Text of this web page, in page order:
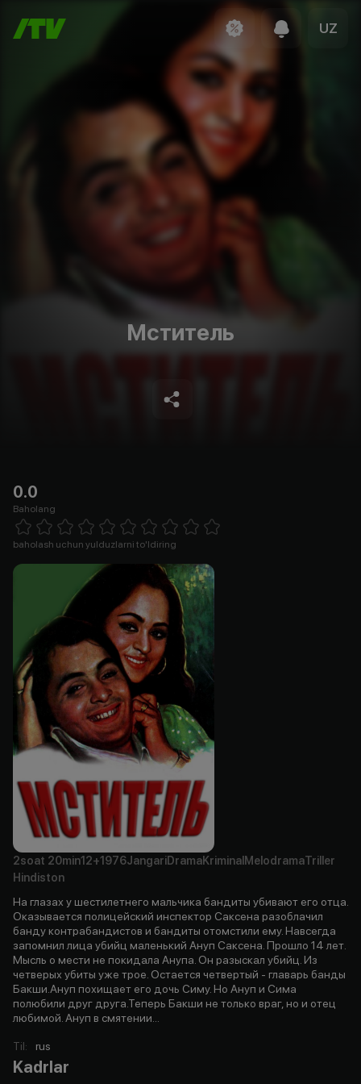
UZ
Мститель
0.0
Baholang
1 Star 2 Stars 3 Stars 4 Stars5 Stars 6 Stars7 Stars8 Stars
baholash uchun yulduzlarni to'ldiring
2soat 20min12+1976JangariDramaKriminal MelodramaTriller
Hindiston
На глазах у шестилетнего мальчика бандиты убивают его отца.
Оказывается полицейский инспектор Саксена разоблачил
банду контрабандистов и бандиты отомстили ему. Навсегда
запомнил лица убийц маленький Ануп Саксена. Прошло 14 лет.
Мысль о мести не покидала Анупа. Он разыскал убийц. Из
четверых убиты уже трое. Остается четвертый - главарь банды
Бакши.Ануп похищает его дочь Симу. Но Ануп и Сима
полюбили друг друга.Теперь Бакши не только враг, но и отец
любимой. Ануп в смятении...
Til: rus
Kadrlar